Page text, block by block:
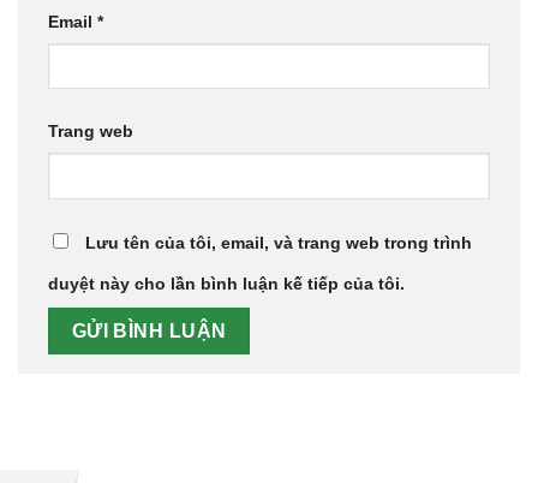
Email *
Trang web
Lưu tên của tôi, email, và trang web trong trình
duyệt này cho lần bình luận kế tiếp của tôi.